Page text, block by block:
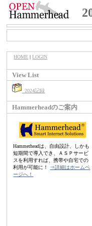
HOME |LOGIN
View List
2024記録
Hammerheadのご案内
Hammerheadは、自由設計、しかも
短期間で導入でき、ＡＳＰサービ
スを利用すれば、携帯や自宅での
利用が可能に！ ⇒詳細はホームペ
ージへ！